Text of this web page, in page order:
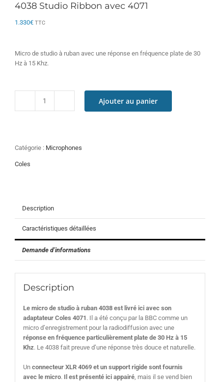
4038 Studio Ribbon avec 4071
1.330€ TTC
Micro de studio à ruban avec une réponse en fréquence plate de 30
Hz à 15 Khz.
quantité
Ribbon
Ajouter au panier
Catégorie : Microphones
Coles
Description
Caractéristiques détaillées
Demande d’informations
Description
Le micro de studio à ruban 4038 est livré ici avec son
adaptateur Coles 4071 . Il a été conçu par la BBC comme un
micro d’enregistrement pour la radiodiffusion avec une
réponse en fréquence particulièrement plate de 30 Hz à 15
Khz. Le 4038 fait preuve d’une réponse très douce et naturelle.
Un connecteur XLR 4069 et un support rigide sont fournis
avec le micro. Il est présenté ici appairé, mais il se vend bien